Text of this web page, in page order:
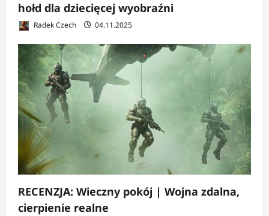
hołd dla dziecięcej wyobraźni
Radek Czech 04.11.2025
RECENZJA: Wieczny pokój | Wojna zdalna,
cierpienie realne